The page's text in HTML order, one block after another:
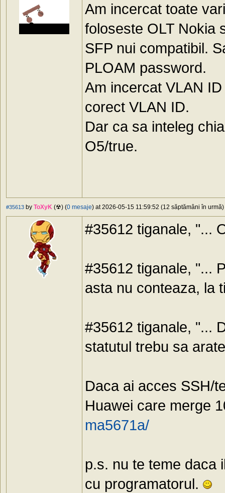
Am incercat toate
foloseste OLT Nokia
SFP nui compatibil.
PLOAM password.
Am incercat VLAN
corect VLAN ID.
Dar ca sa inteleg
O5/true.
#35613 by ToXyK (☢) (0 mesaje) at 2026-05-15 11:59:52 (12 săptămâni în urmă)
#35612 tiganale, "...
#35612 tiganale, "...
asta nu conteaza, la
#35612 tiganale, "...
statutul trebu sa
Daca ai acces SSH/
Huawei care merge
ma5671a/
p.s. nu te teme daca
cu programatorul.